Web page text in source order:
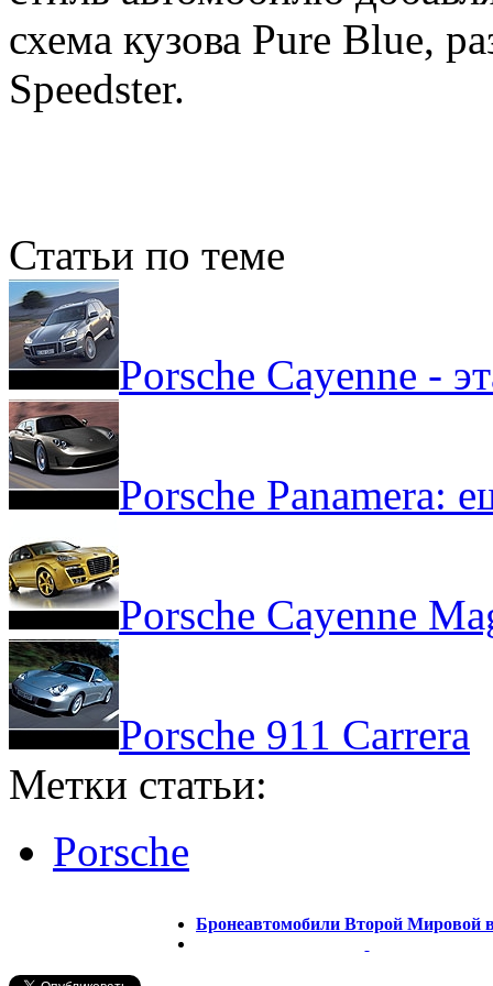
схема кузова Pure Blue,
Speedster.
Статьи по теме
Porsche Cayenne -
Porsche Panamera:
Porsche Cayenne
Porsche 911 Carrera
Метки статьи:
Porsche
Бронеавтомобили Второй Мировой